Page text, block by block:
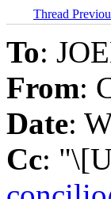
Thread
To:
From:
Date:
Cc: